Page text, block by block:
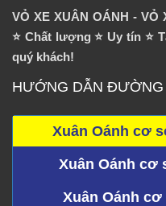
VỎ XE XUÂN OÁNH - VỎ
⭐️ Chất lượng ⭐️ Uy tín ⭐️
quý khách!
HƯỚNG DẪN
Xuân Oánh cơ
Xuân Oánh cơ
Xuân Oánh cơ